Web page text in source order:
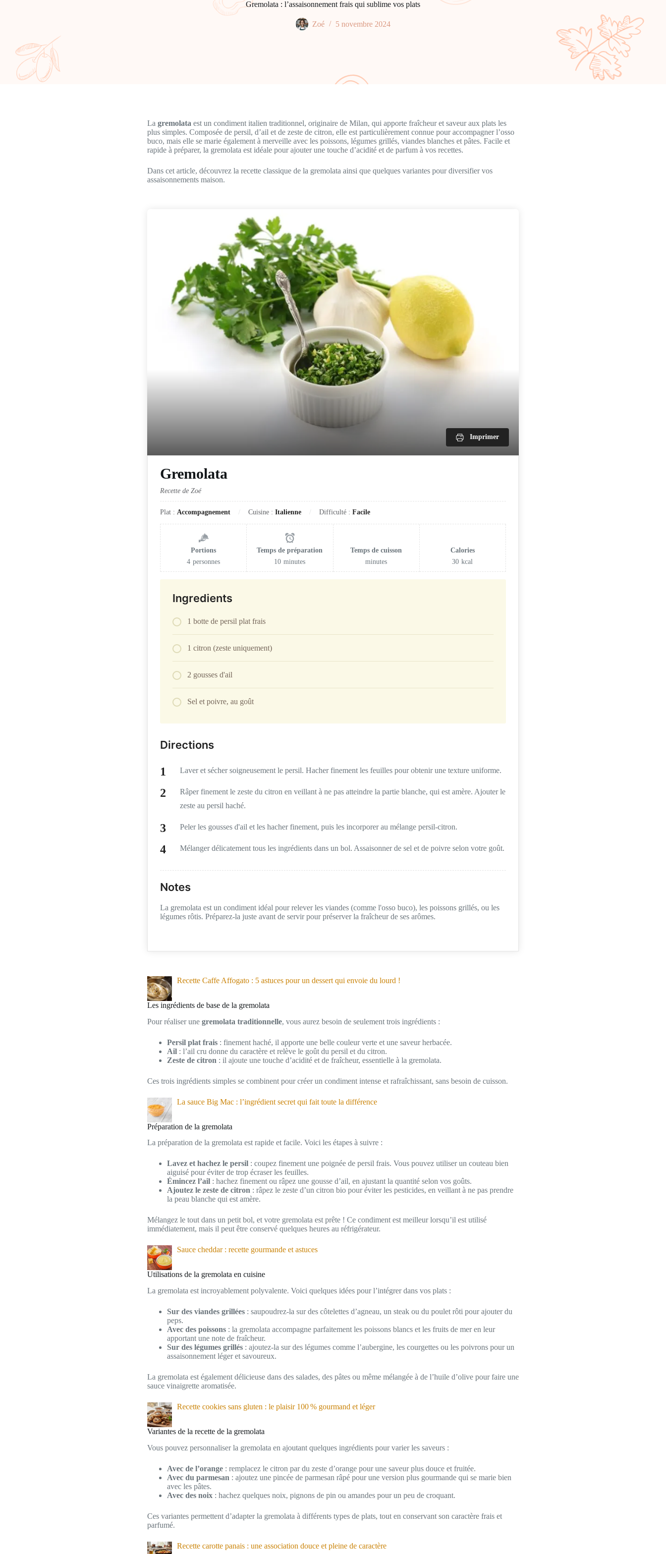
Gremolata : l’assaisonnement frais qui sublime vos plats
Zoé 5 novembre 2024
La gremolata est un condiment italien traditionnel, originaire de Milan, qui apporte fraîcheur et saveur aux plats les
plus simples. Composée de persil, d’ail et de zeste de citron, elle est particulièrement connue pour accompagner l’osso
buco, mais elle se marie également à merveille avec les poissons, légumes grillés, viandes blanches et pâtes. Facile et
rapide à préparer, la gremolata est idéale pour ajouter une touche d’acidité et de parfum à vos recettes.
Dans cet article, découvrez la recette classique de la gremolata ainsi que quelques variantes pour diversifier vos
assaisonnements maison.
Imprimer
Gremolata
Recette de Zoé
Plat : Accompagnement Cuisine : Italienne Difficulté : Facile
Portions
4 personnes
Temps de préparation
10 minutes
Temps de cuisson
minutes
Calories
30 kcal
Ingredients
1 botte de persil plat frais
1 citron (zeste uniquement)
2 gousses d'ail
Sel et poivre, au goût
Directions
Laver et sécher soigneusement le persil. Hacher finement les feuilles pour obtenir une texture uniforme.
Râper finement le zeste du citron en veillant à ne pas atteindre la partie blanche, qui est amère. Ajouter le
zeste au persil haché.
Peler les gousses d'ail et les hacher finement, puis les incorporer au mélange persil-citron.
Mélanger délicatement tous les ingrédients dans un bol. Assaisonner de sel et de poivre selon votre goût.
Notes
La gremolata est un condiment idéal pour relever les viandes (comme l'osso buco), les poissons grillés, ou les
légumes rôtis. Préparez-la juste avant de servir pour préserver la fraîcheur de ses arômes.
Recette Caffe Affogato : 5 astuces pour un dessert qui envoie du lourd !
Les ingrédients de base de la gremolata
Pour réaliser une gremolata traditionnelle, vous aurez besoin de seulement trois ingrédients :
Persil plat frais : finement haché, il apporte une belle couleur verte et une saveur herbacée.
Ail : l’ail cru donne du caractère et relève le goût du persil et du citron.
Zeste de citron : il ajoute une touche d’acidité et de fraîcheur, essentielle à la gremolata.
Ces trois ingrédients simples se combinent pour créer un condiment intense et rafraîchissant, sans besoin de cuisson.
La sauce Big Mac : l’ingrédient secret qui fait toute la différence
Préparation de la gremolata
La préparation de la gremolata est rapide et facile. Voici les étapes à suivre :
Lavez et hachez le persil : coupez finement une poignée de persil frais. Vous pouvez utiliser un couteau bien
aiguisé pour éviter de trop écraser les feuilles.
Émincez l’ail : hachez finement ou râpez une gousse d’ail, en ajustant la quantité selon vos goûts.
Ajoutez le zeste de citron : râpez le zeste d’un citron bio pour éviter les pesticides, en veillant à ne pas prendre
la peau blanche qui est amère.
Mélangez le tout dans un petit bol, et votre gremolata est prête ! Ce condiment est meilleur lorsqu’il est utilisé
immédiatement, mais il peut être conservé quelques heures au réfrigérateur.
Sauce cheddar : recette gourmande et astuces
Utilisations de la gremolata en cuisine
La gremolata est incroyablement polyvalente. Voici quelques idées pour l’intégrer dans vos plats :
Sur des viandes grillées : saupoudrez-la sur des côtelettes d’agneau, un steak ou du poulet rôti pour ajouter du
peps.
Avec des poissons : la gremolata accompagne parfaitement les poissons blancs et les fruits de mer en leur
apportant une note de fraîcheur.
Sur des légumes grillés : ajoutez-la sur des légumes comme l’aubergine, les courgettes ou les poivrons pour un
assaisonnement léger et savoureux.
La gremolata est également délicieuse dans des salades, des pâtes ou même mélangée à de l’huile d’olive pour faire une
sauce vinaigrette aromatisée.
Recette cookies sans gluten : le plaisir 100 % gourmand et léger
Variantes de la recette de la gremolata
Vous pouvez personnaliser la gremolata en ajoutant quelques ingrédients pour varier les saveurs :
Avec de l’orange : remplacez le citron par du zeste d’orange pour une saveur plus douce et fruitée.
Avec du parmesan : ajoutez une pincée de parmesan râpé pour une version plus gourmande qui se marie bien
avec les pâtes.
Avec des noix : hachez quelques noix, pignons de pin ou amandes pour un peu de croquant.
Ces variantes permettent d’adapter la gremolata à différents types de plats, tout en conservant son caractère frais et
parfumé.
Recette carotte panais : une association douce et pleine de caractère